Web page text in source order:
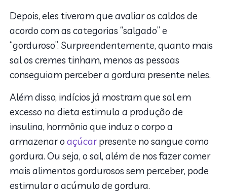
Depois, eles tiveram que avaliar os caldos de
acordo com as categorias “salgado” e
“gorduroso”. Surpreendentemente, quanto mais
sal os cremes tinham, menos as pessoas
conseguiam perceber a gordura presente neles.
Além disso, indícios já mostram que sal em
excesso na dieta estimula a produção de
insulina, hormônio que induz o corpo a
armazenar oaçúcarpresente no sangue como
gordura. Ou seja, o sal, além de nos fazer comer
mais alimentos gordurosos sem perceber, pode
estimular o acúmulo de gordura.